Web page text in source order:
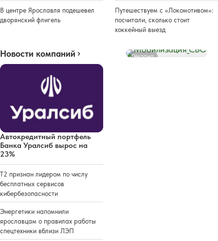
В центре Ярославля подешевел
дворянский флигель
Путешествуем с «Локомотивом»:
посчитали, сколько стоит
хоккейный выезд
Новости компаний
Автокредитный портфель
Банка Уралсиб вырос на
23%
Т2 признан лидером по числу
бесплатных сервисов
кибербезопасности
Энергетики напомнили
ярославцам о правилах работы
спецтехники вблизи ЛЭП
Реклама